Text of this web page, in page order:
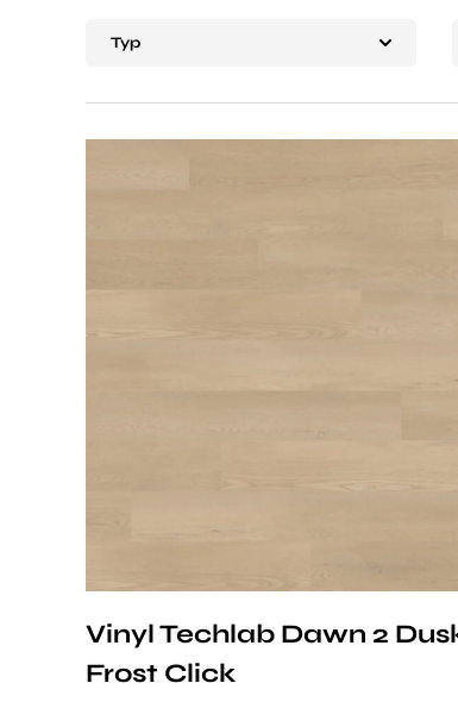
Typ
Vinyl Techlab Dawn 2
Frost Click